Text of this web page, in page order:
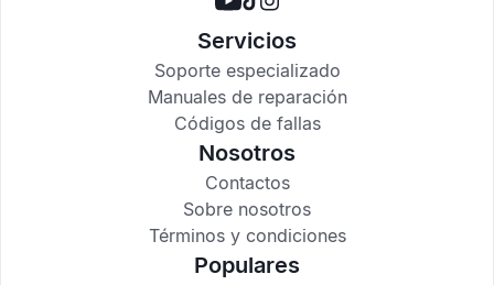
Servicios
Soporte especializado
Manuales de reparación
Códigos de fallas
Nosotros
Contactos
Sobre nosotros
Términos y condiciones
Populares